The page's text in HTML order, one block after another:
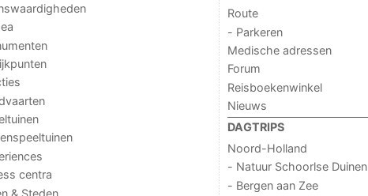
centra
& Steden
Route
- Parkeren
Medische adressen
Forum
Reisboekenwinkel
Nieuws
DAGTRIPS
Noord-Holland
- Natuur Schoorlse Duinen
- Bergen aan Zee